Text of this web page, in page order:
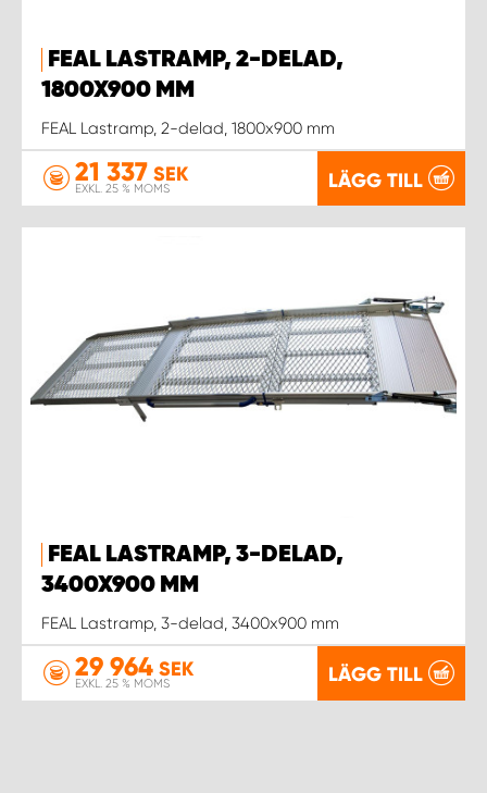
FEAL LASTRAMP, 2-DELAD,
1800X900 MM
FEAL Lastramp, 2-delad, 1800x900 mm
21 337 SEK
EXKL. 25 % MOMS LÄGG TILL
FEAL LASTRAMP, 3-DELAD,
3400X900 MM
FEAL Lastramp, 3-delad, 3400x900 mm
29 964 SEK
EXKL. 25 % MOMS LÄGG TILL